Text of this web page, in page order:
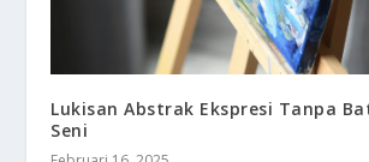
Lukisan Abstrak Ekspresi Tanpa
Seni